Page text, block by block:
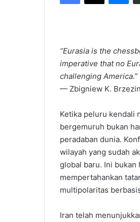
“Eurasia is the
imperative that no
challenging America.”
— Zbigniew K.
Ketika peluru kendali
bergemuruh bukan
peradaban dunia.
wilayah yang sudah
global baru. Ini bukan
mempertahankan
multipolaritas
Iran telah